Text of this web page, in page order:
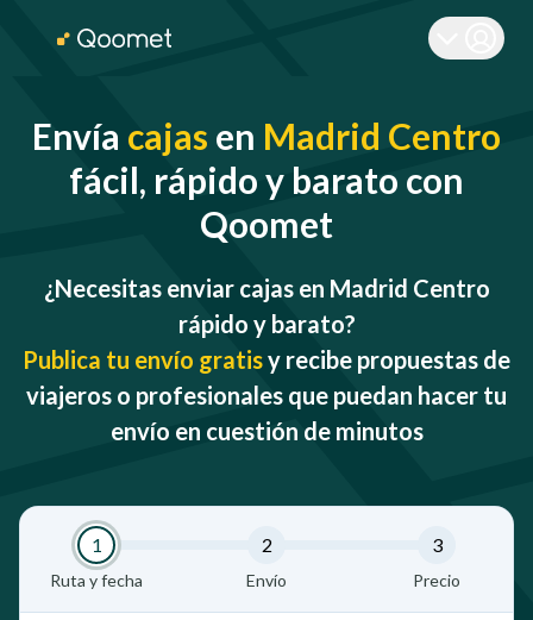
Envía cajas en Madrid Centro
fácil, rápido y barato con
Qoomet
¿Necesitas enviar cajas en Madrid Centro
rápido y barato?
Publica tu envío gratisy recibe propuestas de
viajeros o profesionales que puedan hacer tu
envío en cuestión de minutos
1
Ruta y fecha
2
Envío
3
Precio